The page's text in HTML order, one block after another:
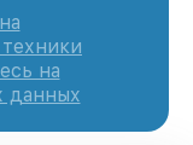
на
данных